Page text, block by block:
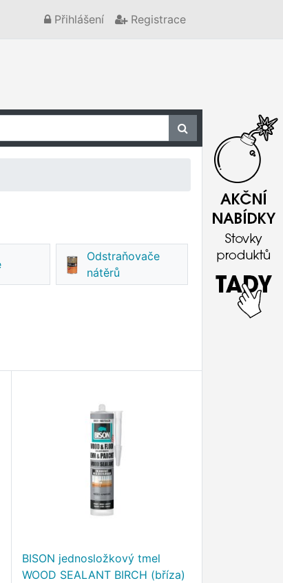
Přihlášení Registrace
Odstraňovače
nátěrů
BISON jednosložkový tmel
WOOD SEALANT BIRCH (bříza)